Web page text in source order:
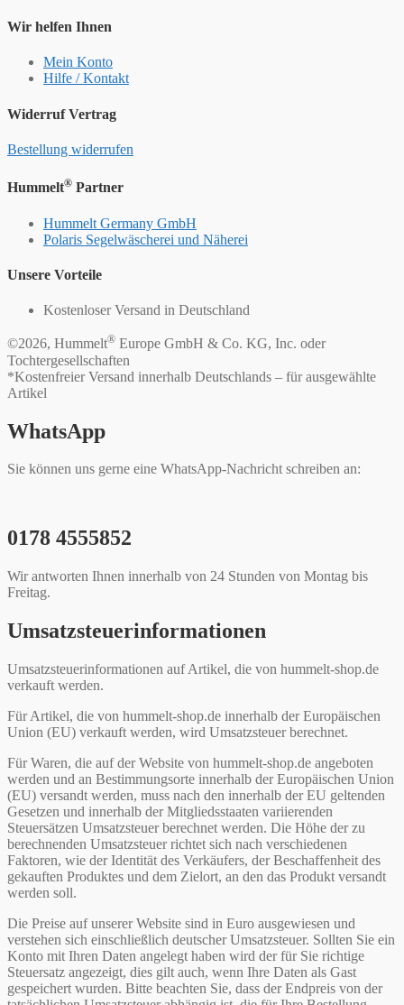
Wir helfen Ihnen
Mein Konto
Hilfe / Kontakt
Widerruf Vertrag
Bestellung widerrufen
Hummelt® Partner
Hummelt Germany GmbH
Polaris Segelwäscherei und Näherei
Unsere Vorteile
Kostenloser Versand in Deutschland
©2026, Hummelt® Europe GmbH & Co. KG, Inc. oder
Tochtergesellschaften
*Kostenfreier Versand innerhalb Deutschlands – für ausgewählte
Artikel
WhatsApp
Sie können uns gerne eine WhatsApp-Nachricht schreiben an:
0178 4555852
Wir antworten Ihnen innerhalb von 24 Stunden von Montag bis
Freitag.
Umsatzsteuerinformationen
Umsatzsteuerinformationen auf Artikel, die von hummelt-shop.de
verkauft werden.
Für Artikel, die von hummelt-shop.de innerhalb der Europäischen
Union (EU) verkauft werden, wird Umsatzsteuer berechnet.
Für Waren, die auf der Website von hummelt-shop.de angeboten
werden und an Bestimmungsorte innerhalb der Europäischen Union
(EU) versandt werden, muss nach den innerhalb der EU geltenden
Gesetzen und innerhalb der Mitgliedsstaaten variierenden
Steuersätzen Umsatzsteuer berechnet werden. Die Höhe der zu
berechnenden Umsatzsteuer richtet sich nach verschiedenen
Faktoren, wie der Identität des Verkäufers, der Beschaffenheit des
gekauften Produktes und dem Zielort, an den das Produkt versandt
werden soll.
Die Preise auf unserer Website sind in Euro ausgewiesen und
verstehen sich einschließlich deutscher Umsatzsteuer. Sollten Sie ein
Konto mit Ihren Daten angelegt haben wird der für Sie richtige
Steuersatz angezeigt, dies gilt auch, wenn Ihre Daten als Gast
gespeichert wurden. Bitte beachten Sie, dass der Endpreis von der